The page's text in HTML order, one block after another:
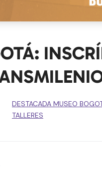
DESTACADA MUSEO
TALLERES